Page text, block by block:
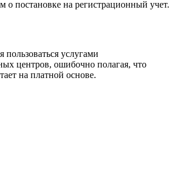
о постановке на регистрационный учет.
услугами
центров, ошибочно полагая, что
на платной основе.